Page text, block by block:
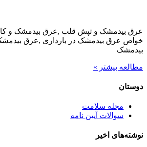
عرق بیدمشک و تپش قلب ,عرق بیدمشک و
خواص عرق بیدمشک در بارداری ,عرق
بیدمشک
مطالعه بیشتر »
دوستان
مجله سلامت
سوالات آیین نامه
نوشته‌های اخیر